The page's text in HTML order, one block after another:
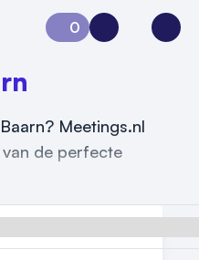
0
Aanvraag 0Inloggen
Meetings.nl
de perfecte